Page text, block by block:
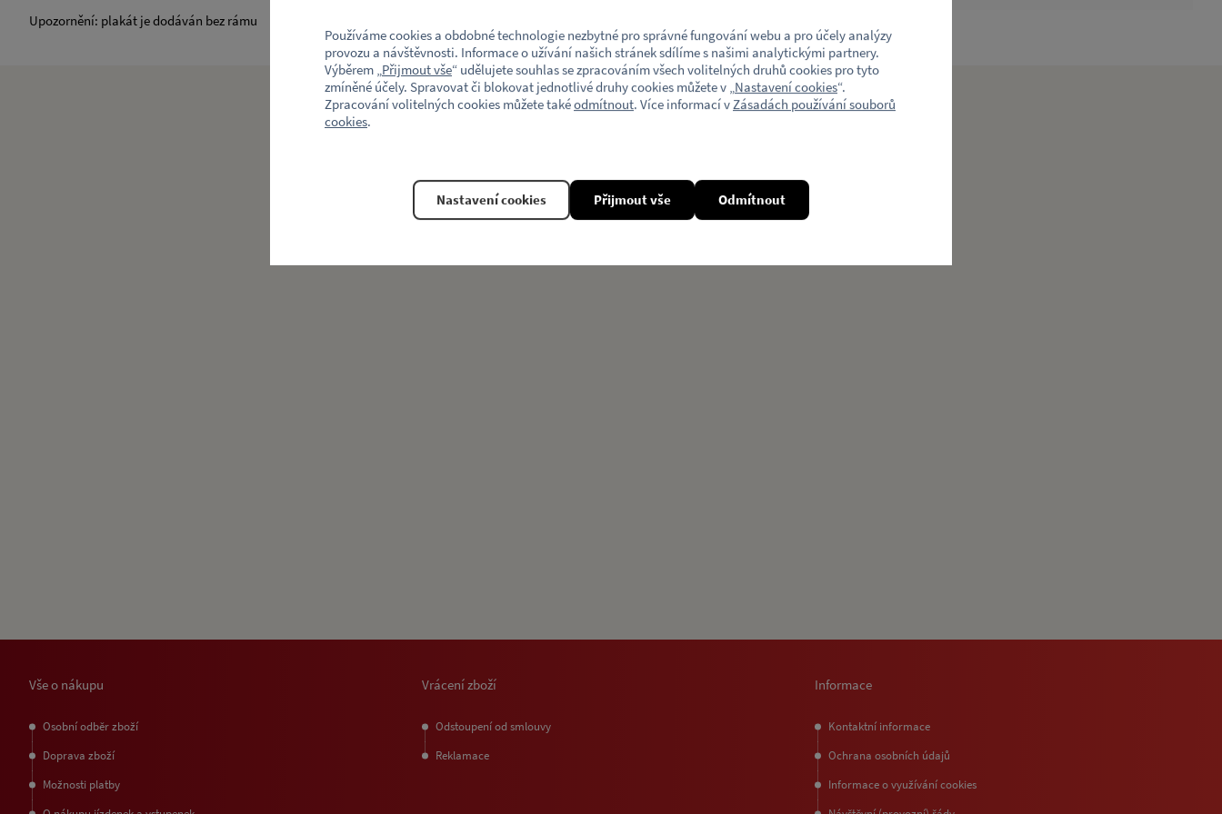
Upozornění: plakát je dodáván bez rámu
Související produkty
Vše o nákupu
Osobní odběr zboží
Doprava zboží
Možnosti platby
Vrácení zboží
Odstoupení od smlouvy
Reklamace
Informace
Kontaktní informace
Ochrana osobních údajů
Informace o využívání cookies
Používáme cookies a obdobné technologie nezbytné pro správné fungování webu a pro účely analýzy
provozu a návštěvnosti. Informace o užívání našich stránek sdílíme s našimi analytickými partnery.
Výběrem „Přijmout vše“ udělujete souhlas se zpracováním všech volitelných druhů cookies pro tyto
zmíněné účely. Spravovat či blokovat jednotlivé druhy cookies můžete v „Nastavení cookies“.
Zpracování volitelných cookies můžete takéodmítnout. Více informací vZásadách používání souborů
cookies.
Odmítnout
Nastavení cookies Přijmout vše